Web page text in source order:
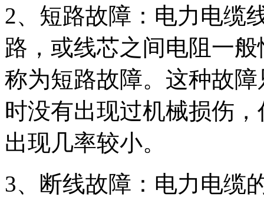
2、短路故障：电力电缆
路，或线芯之间电阻一
称为短路故障。这种故
时没有出现过机械损伤
出现几率较小。
3、断线故障：电力电缆